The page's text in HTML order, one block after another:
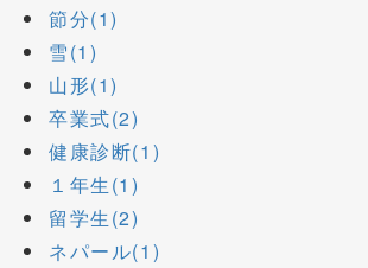
節分(1)
雪(1)
山形(1)
卒業式(2)
健康診断(1)
１年生(1)
留学生(2)
ネパール(1)